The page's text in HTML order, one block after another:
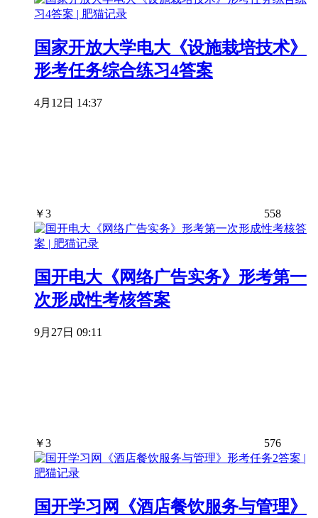
国家开放大学电大《设施栽培技术》
形考任务综合练习4答案
4月12日 14:37
￥3 558
国开电大《网络广告实务》形考第一
次形成性考核答案
9月27日 09:11
￥3 576
国开学习网《酒店餐饮服务与管理》